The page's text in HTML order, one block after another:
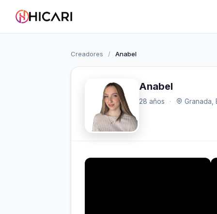
Creadores / Anabel
Anabel
28 años · Granada,